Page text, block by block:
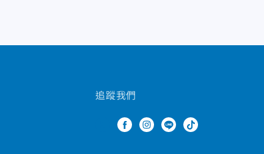
追蹤我們